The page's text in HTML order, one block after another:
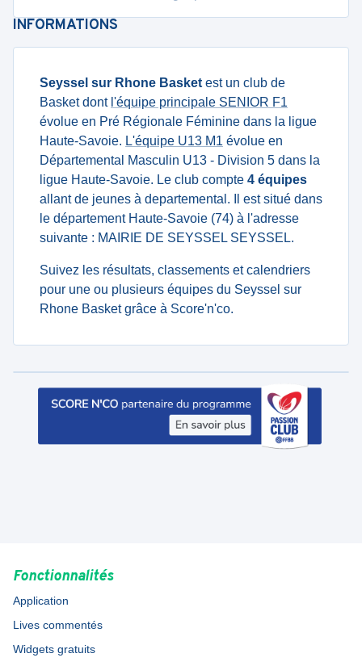
INFORMATIONS
Seyssel sur Rhone Basket est un club de
Basket dont l'équipe principale SENIOR F1
évolue en Pré Régionale Féminine dans la ligue
Haute-Savoie. L'équipe U13 M1 évolue en
Départemental Masculin U13 - Division 5 dans la
ligue Haute-Savoie. Le club compte 4 équipes
allant de jeunes à departemental. Il est situé dans
le département Haute-Savoie (74) à l'adresse
suivante : MAIRIE DE SEYSSEL SEYSSEL.
Suivez les résultats, classements et calendriers
pour une ou plusieurs équipes du Seyssel sur
Rhone Basket grâce à Score'n'co.
Fonctionnalités
Application
Lives commentés
Widgets gratuits